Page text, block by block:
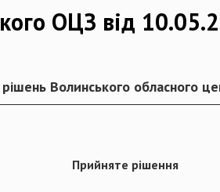
ОЦЗ від
Волинського обласного
Прийняте рішення